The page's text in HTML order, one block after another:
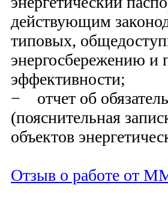
действующим
типовых,
энергосбережению и
эффективности;
− отчет об
(пояснительная
объектов
Отзыв о работе от